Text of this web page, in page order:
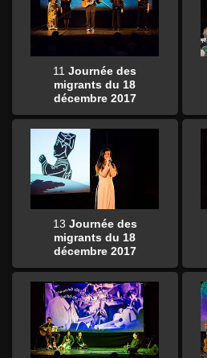
11 Journée des
migrants du 18
décembre 2017
13 Journée des
migrants du 18
décembre 2017